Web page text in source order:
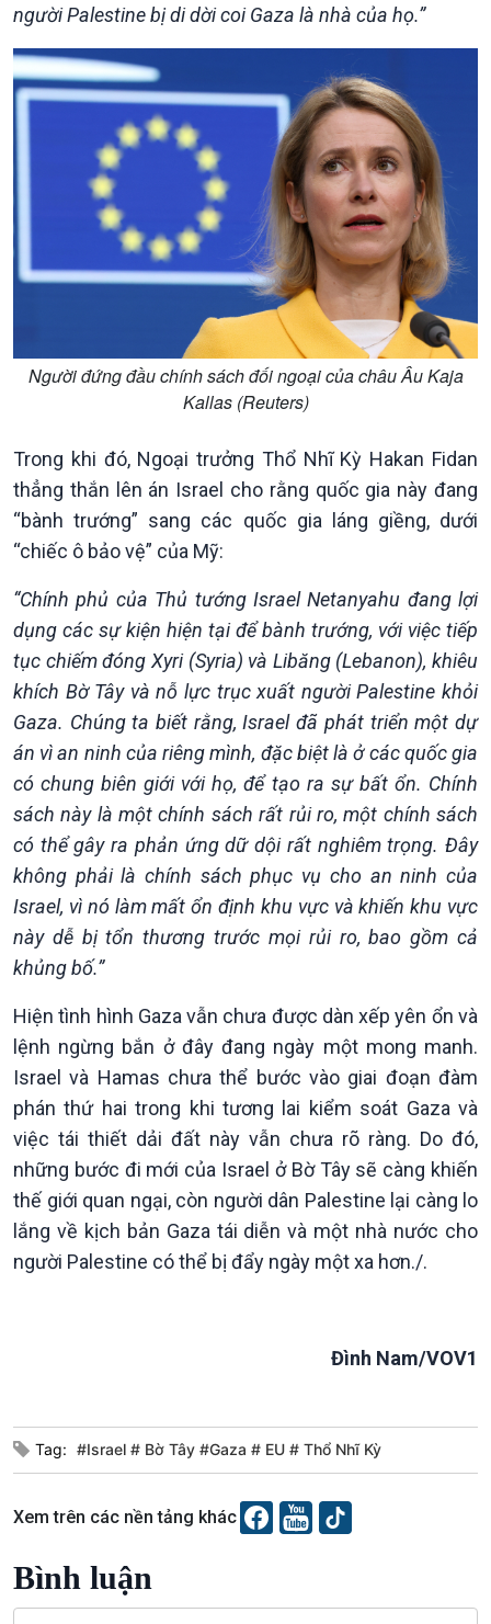
Xã hội
Chuyển đổi Xanh
Tài nguyên và Môi trường
Chuyên gia của bạn
Xã hội chuyển động
Bước chân đến trường
Khoa học & Công nghệ
Tin Khoa học & Công nghệ
Sống chung với biến đổi
khí hậu
Văn hoá & Du lịch
Tin Văn hoá & Du lịch
Chát với người nổi tiếng
Câu chuyện Thể thao
Multimedia
Video
Infographic
E-Magazine
Podcast
Góc nhìn VOV1
Bình luận
10 phút Sự kiện - Luận bàn
Câu chuyện thời sự
Diễn đàn chủ nhật
người Palestine bị di dời coi Gaza là nhà của họ.”
Người đứng đầu chính sách đối ngoại của châu Âu Kaja
Kallas (Reuters)
Trong khi đó, Ngoại trưởng Thổ Nhĩ Kỳ Hakan Fidan
thẳng thắn lên án Israel cho rằng quốc gia này đang
“bành trướng” sang các quốc gia láng giềng, dưới
“chiếc ô bảo vệ” của Mỹ:
“Chính phủ của Thủ tướng Israel Netanyahu đang lợi
dụng các sự kiện hiện tại để bành trướng, với việc tiếp
tục chiếm đóng Xyri (Syria) và Libăng (Lebanon), khiêu
khích Bờ Tây và nỗ lực trục xuất người Palestine khỏi
Gaza. Chúng ta biết rằng, Israel đã phát triển một dự
án vì an ninh của riêng mình, đặc biệt là ở các quốc gia
có chung biên giới với họ, để tạo ra sự bất ổn. Chính
sách này là một chính sách rất rủi ro, một chính sách
có thể gây ra phản ứng dữ dội rất nghiêm trọng. Đây
không phải là chính sách phục vụ cho an ninh của
Israel, vì nó làm mất ổn định khu vực và khiến khu vực
này dễ bị tổn thương trước mọi rủi ro, bao gồm cả
khủng bố.”
Hiện tình hình Gaza vẫn chưa được dàn xếp yên ổn và
lệnh ngừng bắn ở đây đang ngày một mong manh.
Israel và Hamas chưa thể bước vào giai đoạn đàm
phán thứ hai trong khi tương lai kiểm soát Gaza và
việc tái thiết dải đất này vẫn chưa rõ ràng. Do đó,
những bước đi mới của Israel ở Bờ Tây sẽ càng khiến
thế giới quan ngại, còn người dân Palestine lại càng lo
lắng về kịch bản Gaza tái diễn và một nhà nước cho
người Palestine có thể bị đẩy ngày một xa hơn./.
Đình Nam/VOV1
Tag: #Israel # Bờ Tây #Gaza # EU # Thổ Nhĩ Kỳ
Xem trên các nền tảng khác
Bình luận